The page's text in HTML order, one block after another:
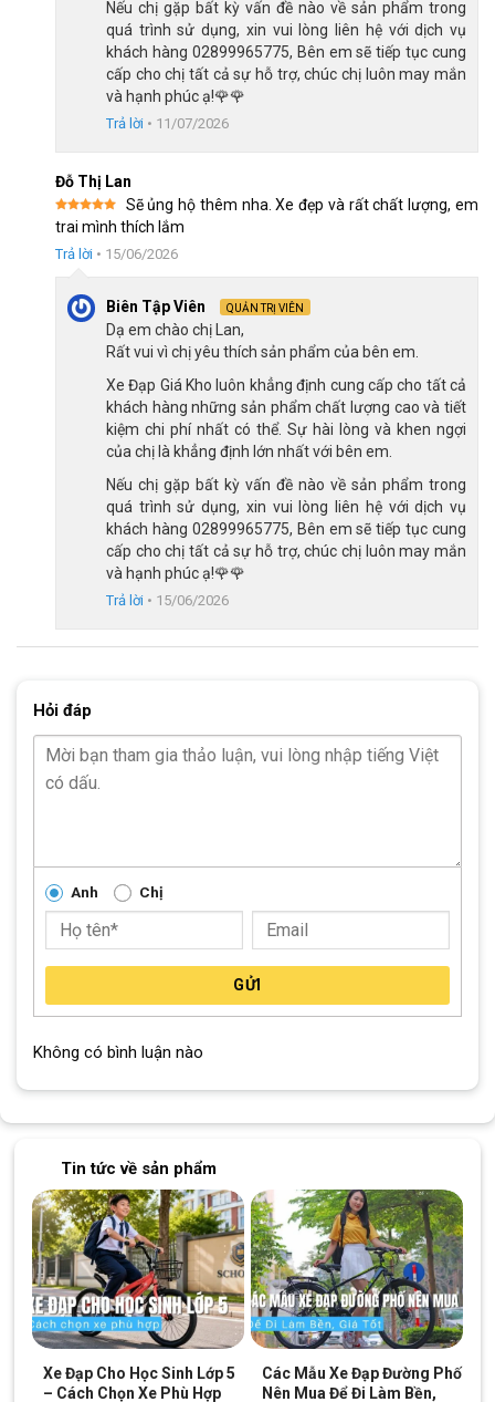
Xe được làm từ khung thép chịu lực
Càng thép, phuộc thép và vành thép bền bỉ
Phần phuộc trước và càng xe được chế tạo từ thép chắc chắn,
và di chuyển trong các khu vực an toàn.
Với trẻ nhỏ, xe không cần cấu hình quá phức tạp. Điều quan
trọng hơn là xe chắc chắn, dễ sử dụng và có các trang bị cơ
bản để bé tập đi xe thoải mái.
Ngoài ra, xe đạp trẻ em Jazz Bear A-2301 12 inch cũng có pô-
tăng thép và cốt yên thép, giúp tổng thể xe ổn định hơn khi bé
sử dụng. Các chi tiết này phù hợp với nhu cầu vận động nhẹ
nhàng hằng ngày.
Hệ truyền động 1 tầng dễ sử dụng
Mẫu xe sử dụng bộ truyền động 1 tốc độ với líp đơn và xích
thép bền bỉ. Đây là cấu hình đơn giản, phù hợp với trẻ nhỏ vì bé
không cần thao tác chuyển số phức tạp.
Khi sử dụng xe 1 tầng, bé chỉ cần tập trung vào việc đạp, giữ tay
lái và quan sát xung quanh. Điều này giúp quá trình tập xe dễ
hơn, đặc biệt với những bé mới bắt đầu làm quen với xe đạp.
dùng.
Xe đạp Jazz Bear A-2301 12 inch được trang bị phanh vành.
Đây là loại phanh phổ biến trên nhiều mẫu xe trẻ em, có cách
sử dụng đơn giản và dễ làm quen.
Khi bé mới tập đi xe, ba mẹ nên hướng dẫn bé cách bóp phanh
từ từ, không bóp quá gấp khi đang chạy. Việc tập thói quen
dùng phanh đúng cách sẽ giúp bé an toàn hơn trong quá trình
sử dụng.
Ba mẹ cũng nên kiểm tra phanh định kỳ, nhất là sau một thời
Nếu chị gặp bất kỳ vấn đề nào về sản phẩm trong
quá trình sử dụng, xin vui lòng liên hệ với dịch vụ
khách hàng 02899965775, Bên em sẽ tiếp tục cung
cấp cho chị tất cả sự hỗ trợ, chúc chị luôn may mắn
và hạnh phúc ạ!🌹🌹
Trả lời • 11/07/2026
Đỗ Thị Lan
Được xếp
hạng 55
sao
Sẽ ủng hộ thêm nha. Xe đẹp và rất chất lượng, em
trai mình thích lắm
Trả lời • 15/06/2026
Biên Tập Viên QUẢN TRỊ VIÊN
Dạ em chào chị Lan,
Rất vui vì chị yêu thích sản phẩm của bên em.
Xe Đạp Giá Kho luôn khẳng định cung cấp cho tất cả
khách hàng những sản phẩm chất lượng cao và tiết
kiệm chi phí nhất có thể. Sự hài lòng và khen ngợi
của chị là khẳng định lớn nhất với bên em.
Nếu chị gặp bất kỳ vấn đề nào về sản phẩm trong
quá trình sử dụng, xin vui lòng liên hệ với dịch vụ
khách hàng 02899965775, Bên em sẽ tiếp tục cung
cấp cho chị tất cả sự hỗ trợ, chúc chị luôn may mắn
và hạnh phúc ạ!🌹🌹
Trả lời • 15/06/2026
Hỏi đáp
Anh Chị
GỬI
Không có bình luận nào
Tin tức về sản phẩm
Xe Đạp Cho Học Sinh Lớp 5
– Cách Chọn Xe Phù Hợp
Các Mẫu Xe Đạp Đường Phố
Nên Mua Để Đi Làm Bền,